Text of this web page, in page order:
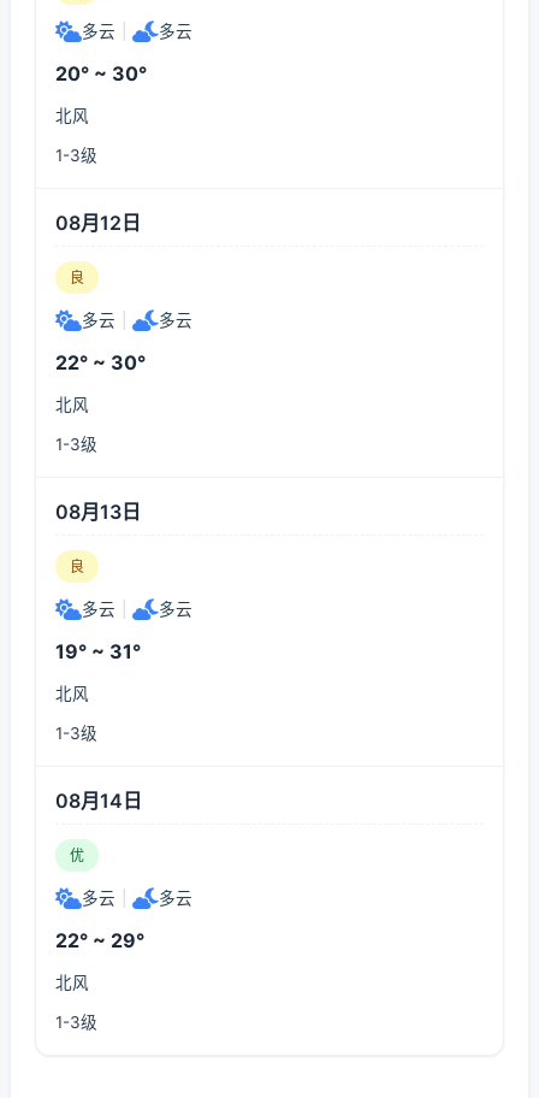
多云 多云
20° ~ 30°
北风
1-3级
08月12日
良
多云 多云
22° ~ 30°
北风
1-3级
08月13日
良
多云 多云
19° ~ 31°
北风
1-3级
08月14日
优
多云 多云
22° ~ 29°
北风
1-3级